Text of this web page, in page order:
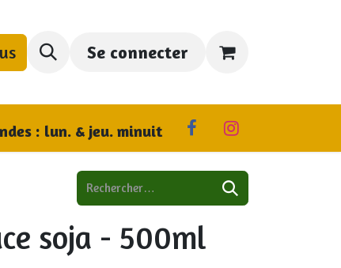
trouver Se connecter
: lun. & jeu. minuit
soja - 500ml